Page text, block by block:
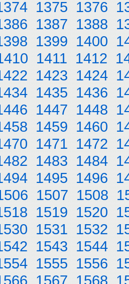
1375 1376
1387 1388
1399 1400
1411 1412
1423 1424
1435 1436
1447 1448
1459 1460
1471 1472
1483 1484
1495 1496
1507 1508
1519 1520
1531 1532
1543 1544
1555 1556
1567 1568